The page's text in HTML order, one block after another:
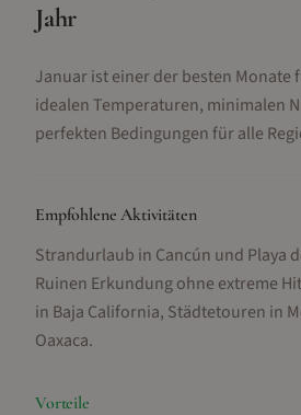
Jahr
Januar ist einer der besten Monate
idealen Temperaturen, minimalen
perfekten Bedingungen für alle
Empfohlene Aktivitäten
Strandurlaub in Cancún und Playa
Ruinen Erkundung ohne extreme
in Baja California, Städtetouren in
Oaxaca.
Vorteile